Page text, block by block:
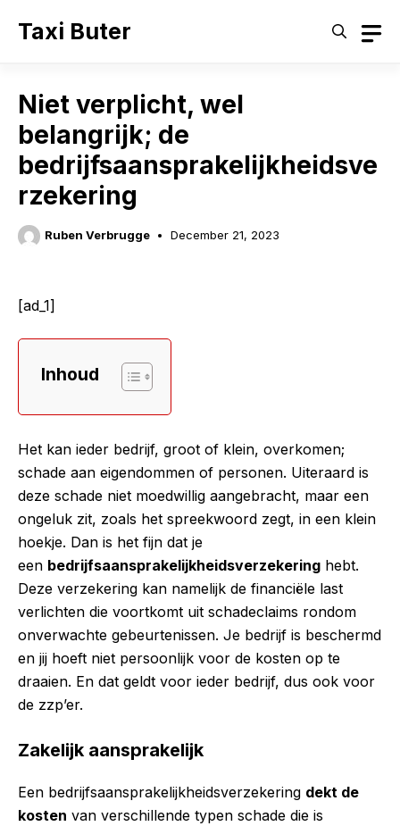
Taxi Buter
Niet verplicht, wel
belangrijk; de
bedrijfsaansprakelijkheidsve
rzekering
Ruben Verbrugge December 21, 2023
[ad_1]
Inhoud
Het kan ieder bedrijf, groot of klein, overkomen;
schade aan eigendommen of personen. Uiteraard is
deze schade niet moedwillig aangebracht, maar een
ongeluk zit, zoals het spreekwoord zegt, in een klein
hoekje. Dan is het fijn dat je
een bedrijfsaansprakelijkheidsverzekering hebt.
Deze verzekering kan namelijk de financiële last
verlichten die voortkomt uit schadeclaims rondom
onverwachte gebeurtenissen. Je bedrijf is beschermd
en jij hoeft niet persoonlijk voor de kosten op te
draaien. En dat geldt voor ieder bedrijf, dus ook voor
de zzp’er.
Zakelijk aansprakelijk
Een bedrijfsaansprakelijkheidsverzekering dekt de
kosten van verschillende typen schade die is